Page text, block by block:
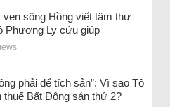
ven sông Hồng viết tâm thư
Phương Ly cứu giúp
phải để tích sản”: Vì sao Tô
thuế Bất Động sản thứ 2?